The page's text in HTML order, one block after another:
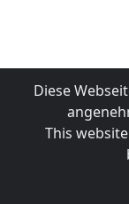
Diese
This